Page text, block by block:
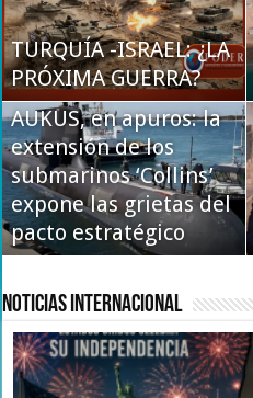
TURQUÍA -ISRAEL: ¿LA
PRÓXIMA GUERRA?
AUKUS, en apuros: la
extensión de los
submarinos ‘Collins’
expone las grietas del
pacto estratégico
autopista secreta que
mantiene vivo al eje
Moscú-Teherán
Ormuz: tregua rota
Noticias Internacional